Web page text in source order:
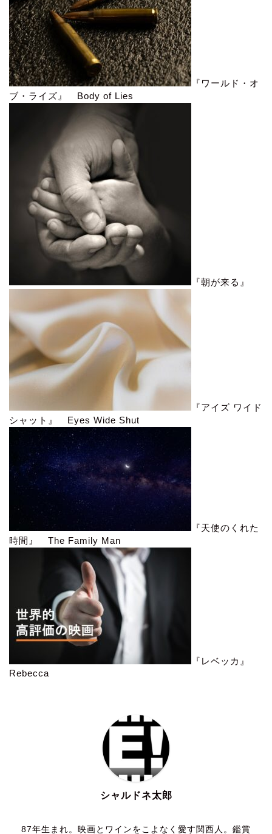
『ワールド・オ
ブ・ライズ』 Body of Lies
『朝が来る』
『アイズ ワイド
シャット』 Eyes Wide Shut
『天使のくれた
時間』 The Family Man
『レベッカ』
Rebecca
シャルドネ太郎
87年生まれ。映画とワインをこよなく愛す関西人。鑑賞